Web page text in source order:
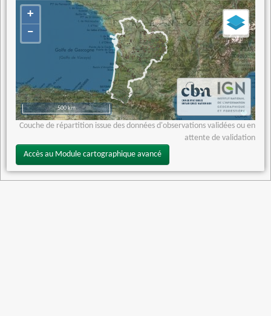
+
−
500 km
Couche de répartition issue des données d'observations validées ou en
attente de validation
Accès au Module cartographique avancé